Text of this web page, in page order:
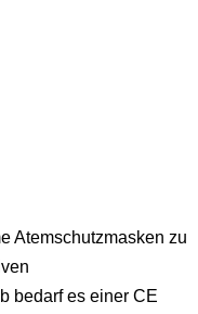
Atemschutzmasken zu
bedarf es einer CE